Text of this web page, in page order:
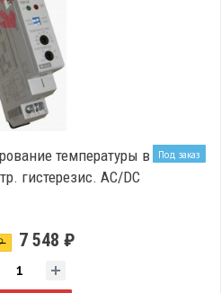
Под заказ
температуры в
гистерезис. AC/DC
7 548 ₽